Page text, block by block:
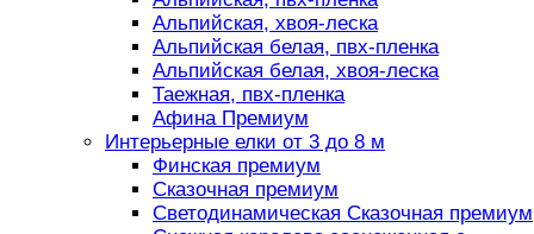
Альпийская, хвоя-леска
Альпийская белая, пвх-пленка
Альпийская белая, хвоя-леска
Таежная, пвх-пленка
Афина Премиум
Интерьерные елки от 3 до 8 м
Финская премиум
Сказочная премиум
Светодинамическая Сказочная премиум